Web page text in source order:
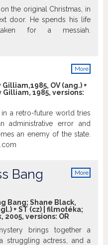
the original Christmas, in
door. He spends his life
for a messiah.
More
OV (ang.) +
Gilliam, 1985, versions:
in a retro-future world tries
administrative error and
an enemy of the state.
More
Bang
Bang; Shane Black,
+ ST (cz) | filmotéka;
2005, versions: OR
brings together a
struggling actress, and a